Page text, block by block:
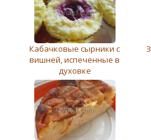
Кабачковые сырники с
вишней, испеченные в
духовке